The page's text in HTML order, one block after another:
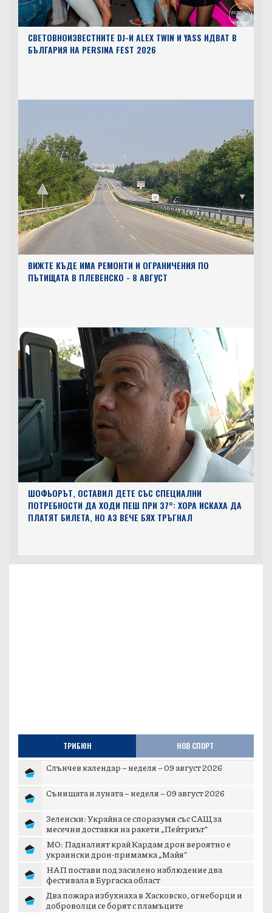
СВЕТОВНОИЗВЕСТНИТЕ DJ-И ALEX TWIN И YASS ИДВАТ В
БЪЛГАРИЯ НА PERSINA FEST 2026
ВИЖТЕ КЪДЕ ИМА РЕМОНТИ И ОГРАНИЧЕНИЯ ПО
ПЪТИЩАТА В ПЛЕВЕНСКО - 8 АВГУСТ
ШОФЬОРЪТ, ОСТАВИЛ ДЕТЕ СЪС СПЕЦИАЛНИ
ПОТРЕБНОСТИ ДА ХОДИ ПЕШ ПРИ 37°: ХОРА ИСКАХА ДА
ПЛАТЯТ БИЛЕТА, НО АЗ ВЕЧЕ БЯХ ТРЪГНАЛ
ТРИБЮН НОВ СПОРТ
Слънчев календар – неделя – 09 август 2026
Сънищата и луната – неделя – 09 август 2026
Зеленски: Украйна се споразумя със САЩ за
месечни доставки на ракети „Пейтриът“
МО: Падналият край Кардам дрон вероятно е
украински дрон-примамка „Майя“
НАП постави под засилено наблюдение два
фестивала в Бургаска област
Два пожара избухнаха в Хасковско, огнеборци и
доброволци се борят с пламъците